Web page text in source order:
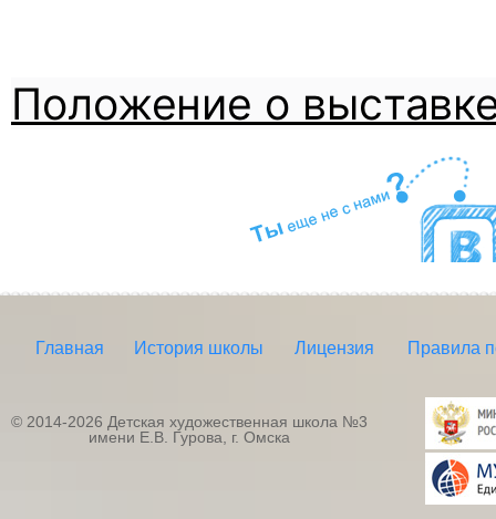
Положение о
Главная История школы Лицензия Правила
© 2014-2026 Детская художественная школа №3
имени Е.В. Гурова, г. Омска